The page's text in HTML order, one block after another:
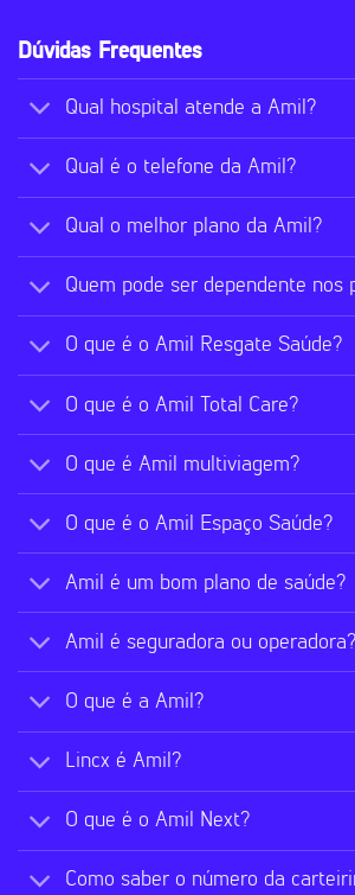
Dúvidas Frequentes
Qual hospital atende a Amil?
Qual é o telefone da Amil?
Qual o melhor plano da Amil?
Quem pode ser dependente nos
O que é o Amil Resgate Saúde?
O que é o Amil Total Care?
O que é Amil multiviagem?
O que é o Amil Espaço Saúde?
Amil é um bom plano de saúde?
Amil é seguradora ou operadora?
O que é a Amil?
Lincx é Amil?
O que é o Amil Next?
Como saber o número da